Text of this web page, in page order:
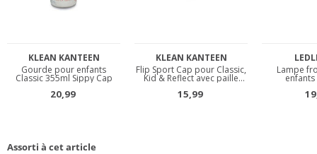
Assorti à cet article